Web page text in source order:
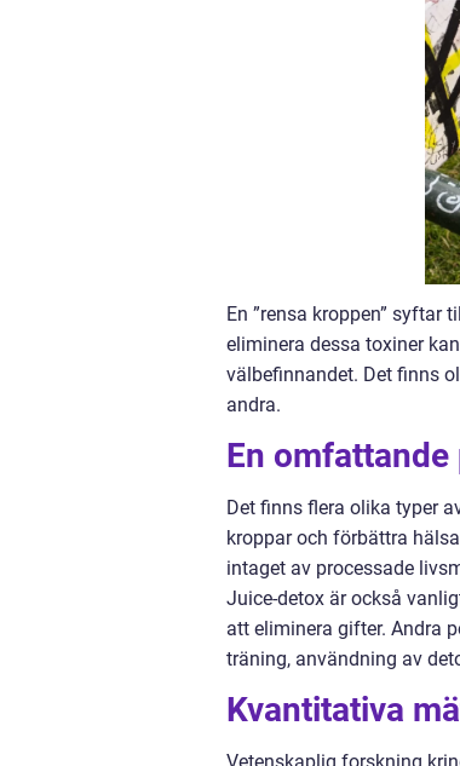
En ”rensa kroppen”
eliminera dessa toxiner
välbefinnandet. Det finns
andra.
En omfattande
Det finns flera olika typer
kroppar och förbättra
intaget av processade
Juice-detox är också
att eliminera gifter. Andra
träning, användning av
Kvantitativa